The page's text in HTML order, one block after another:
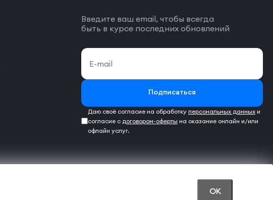
Введите ваш email, чтобы всегда
быть в курсе последних обновлений
Подписаться
Даю своё согласие на обработку персональных данных и
согласие с договором-оферты на оказание онлайн и/или
офлайн услуг.
OK